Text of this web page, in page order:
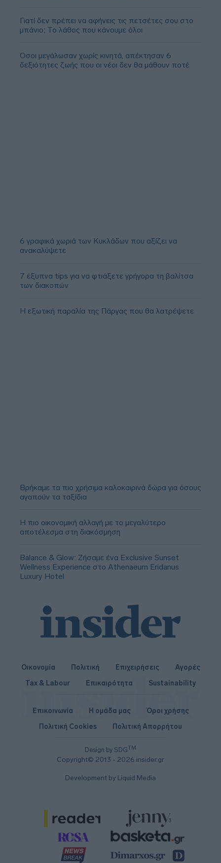
Γιατί δεν πρέπει να αφήνεις τις πετσέτες σου στο
μπάνιο; Το λάθος που κάνουμε όλοι
Όσοι μεγάλωσαν χωρίς κινητά, απέκτησαν 6
δεξιότητες ζωής που οι νέοι δεν θα μάθουν ποτέ
6 γραφικά χωριά των Κυκλάδων που αξίζει να
ανακαλύψετε
7 έξυπνα tips για να φτιάξετε γρήγορα τη βαλίτσα
των διακοπών
Η εξωτική παραλία της Πάργας που θα λατρέψετε
Βρήκαμε τα πιο χρήσιμα καλοκαιρινά δώρα για όσους
αγαπούν τα ταξίδια
Η πιο οικονομική αλλαγή με το μεγαλύτερο
αποτέλεσμα στη διακόσμηση
Balance & Glow: Ζήσαμε ένα Exclusive Sunset
Wellness Experience στο Athenaeum Eridanus
Luxury Hotel
Οικονομία Πολιτική Επιχειρήσεις
Αγορές
Tax & Labour
Επικαιρότητα Sustainability
Design by SDGTM
Copyright© 2013 - 2026 insider.gr
Επικοινωνία Η ομάδα μας
Όροι χρήσης
Πολιτική Cookies
Πολιτική Απορρήτου
Development by Liquid Media